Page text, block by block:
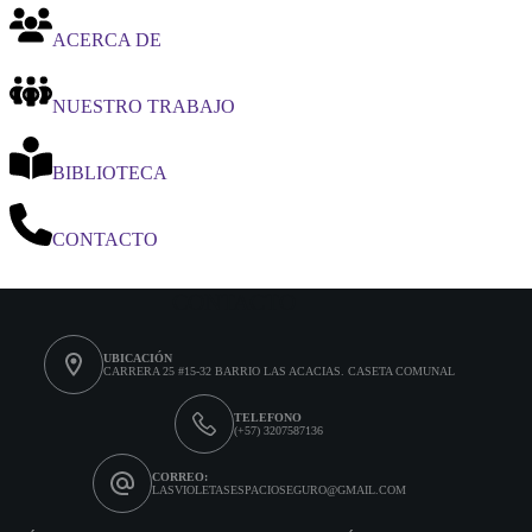
ACERCA DE
NUESTRO TRABAJO
BIBLIOTECA
CONTACTO
UBICACIÓN
CARRERA 25 #15-32 BARRIO LAS ACACIAS. CASETA COMUNAL
TELEFONO
(+57) 3207587136​
CORREO:
LASVIOLETASESPACIOSEGURO@GMAIL.COM